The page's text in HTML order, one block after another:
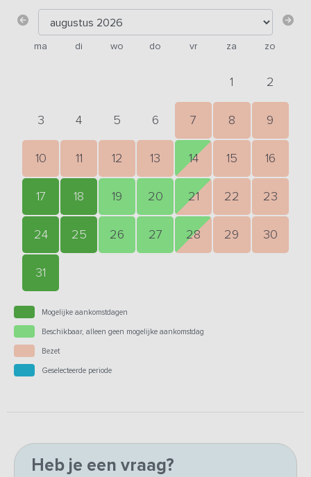
ma di wo do vr za zo
1 2
3 4 5 6 7 8 9
10 11 12 13 14 15 16
17 18 19 20 21 22 23
24 25 26 27 28 29 30
31
Mogelijke aankomstdagen
Beschikbaar, alleen geen mogelijke aankomstdag
Bezet
Geselecteerde periode
Heb je een vraag?